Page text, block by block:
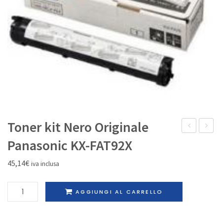
IL MIO ACCOUNT
capacità
Toner kit Nero Originale
Panasonic KX-FAT92X
45,14€ iva inclusa
Toner
kit
AGGIUNGI AL CARRELLO